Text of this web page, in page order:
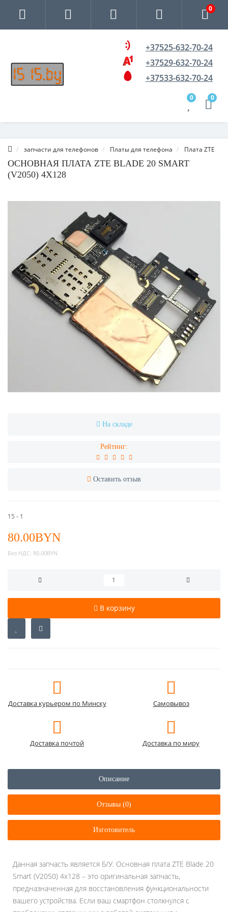
0
+37525-632-70-24
+37529-632-70-24
+37533-632-70-24
0 0
запчасти для телефонов Платы для телефона Плата ZTE
ОСНОВНАЯ ПЛАТА ZTE BLADE 20 SMART
(V2050) 4X128
На складе
Рейтинг:
Оставить отзыв
15 - 1
80.00BYN
Без НДС: 80.00BYN
В корзину
Доставка курьером по Минску Самовывоз
Доставка почтой Доставка по миру
Описание
Отзывы (0)
Изготовитель
Данная запчасть является Б/У. Основная плата ZTE Blade 20
Smart (V2050) 4x128 – это оригинальная запчасть,
предназначенная для восстановления функциональности
вашего устройства. Если ваш смартфон столкнулся с